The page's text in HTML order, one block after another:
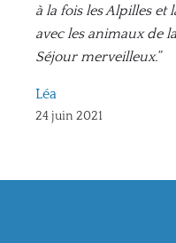
à la fois les Alpilles et
avec les animaux de
Séjour merveilleux.”
Léa
24 juin 2021